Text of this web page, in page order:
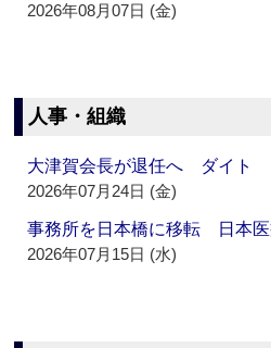
2026年08月07日 (金)
人事・組織
大津賀会長が退任へ ダイト
2026年07月24日 (金)
事務所を日本橋に移転 日本医
2026年07月15日 (水)